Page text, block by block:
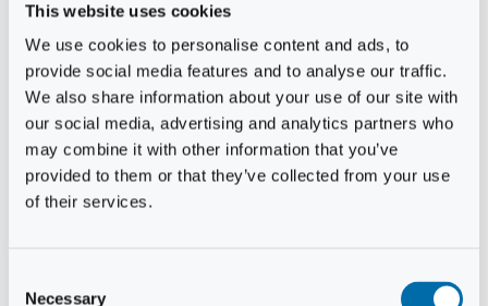
This website uses cookies
We use cookies to personalise content and ads, to
provide social media features and to analyse our traffic.
We also share information about your use of our site with
our social media, advertising and analytics partners who
may combine it with other information that you’ve
provided to them or that they’ve collected from your use
of their services.
Necessary
Niels Thomas Rosenberg
Benny Gensbøl
Bent Jakobsen
Svend Andersen
Bent Wigh
Jens-Kjeld Jensen
Jon Fjeldså
William Carøe Aarestrup
Erik Mølgaard